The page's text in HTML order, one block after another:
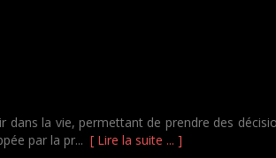
dans la vie, permettant de prendre des
par la pr... [ Lire la suite ... ]